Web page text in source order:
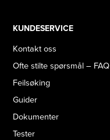
KUNDESERVICE
Kontakt oss
Ofte stilte spørsmål – FAQ
Feilsøking
Guider
Dokumenter
Tester